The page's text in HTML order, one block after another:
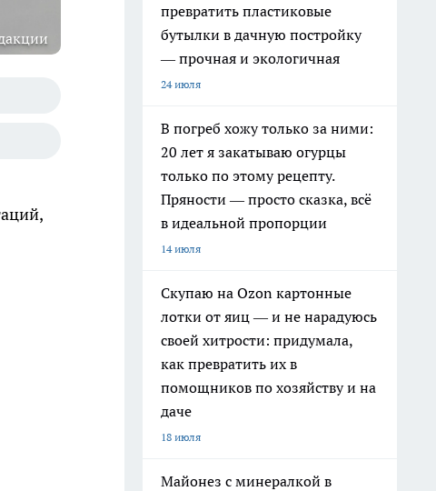
превратить пластиковые
бутылки в дачную постройку
— прочная и экологичная
24 июля
В погреб хожу только за ними:
20 лет я закатываю огурцы
только по этому рецепту.
Пряности — просто сказка, всё
в идеальной пропорции
14 июля
Скупаю на Ozon картонные
лотки от яиц — и не нарадуюсь
своей хитрости: придумала,
как превратить их в
помощников по хозяйству и на
даче
18 июля
Майонез с минералкой в